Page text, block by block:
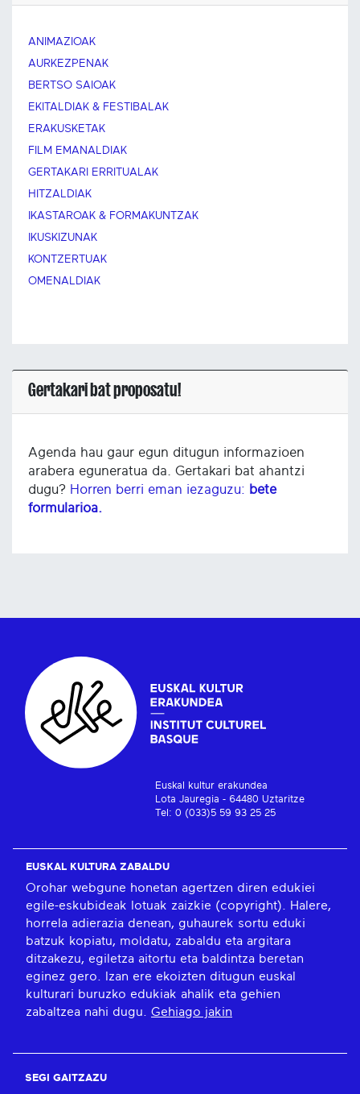
ANIMAZIOAK
AURKEZPENAK
BERTSO SAIOAK
EKITALDIAK & FESTIBALAK
ERAKUSKETAK
FILM EMANALDIAK
GERTAKARI ERRITUALAK
HITZALDIAK
IKASTAROAK & FORMAKUNTZAK
IKUSKIZUNAK
KONTZERTUAK
OMENALDIAK
Gertakari bat proposatu!
Agenda hau gaur egun ditugun informazioen
arabera eguneratua da. Gertakari bat ahantzi
dugu? Horren berri eman iezaguzu: bete
formularioa.
Euskal kultur erakundea
Lota Jauregia - 64480 Uztaritze
Tel: 0 (033)5 59 93 25 25
EUSKAL KULTURA ZABALDU
Orohar webgune honetan agertzen diren edukiei
egile-eskubideak lotuak zaizkie (copyright). Halere,
horrela adierazia denean, guhaurek sortu eduki
batzuk kopiatu, moldatu, zabaldu eta argitara
ditzakezu, egiletza aitortu eta baldintza beretan
eginez gero. Izan ere ekoizten ditugun euskal
kulturari buruzko edukiak ahalik eta gehien
zabaltzea nahi dugu. Gehiago jakin
SEGI GAITZAZU